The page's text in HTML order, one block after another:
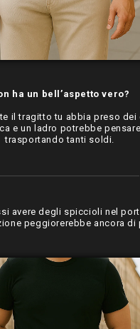
ha un bell’aspetto vero?
il tragitto tu abbia preso
e un ladro potrebbe
trasportando tanti soldi.
avere degli spiccioli nel
peggiorerebbe ancora di